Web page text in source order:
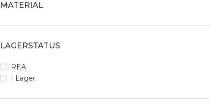
MATERIAL
LAGERSTATUS
REA
I Lager